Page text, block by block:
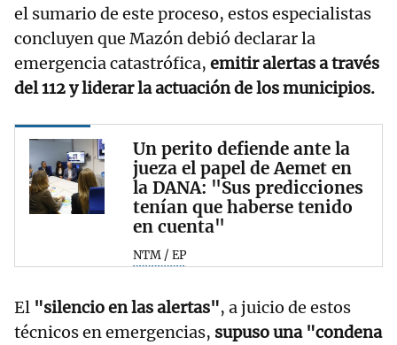
el sumario de este proceso, estos especialistas
concluyen que Mazón debió declarar la
emergencia catastrófica, emitir alertas a través
del 112 y liderar la actuación de los municipios.
Un perito defiende ante la
jueza el papel de Aemet en
la DANA: "Sus predicciones
tenían que haberse tenido
en cuenta"
NTM / EP
El "silencio en las alertas", a juicio de estos
técnicos en emergencias, supuso una "condena